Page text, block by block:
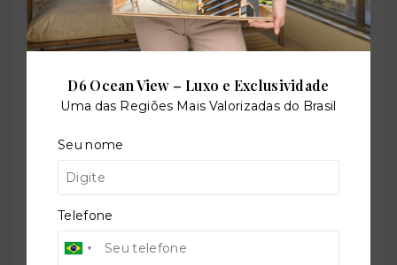
Perfil:
Residencial
Situação:
Em construção
Previsão de entrega:
D6 Ocean View – Luxo e Exclusividade
Uma das Regiões Mais Valorizadas do Brasil
Seu nome
Telefone